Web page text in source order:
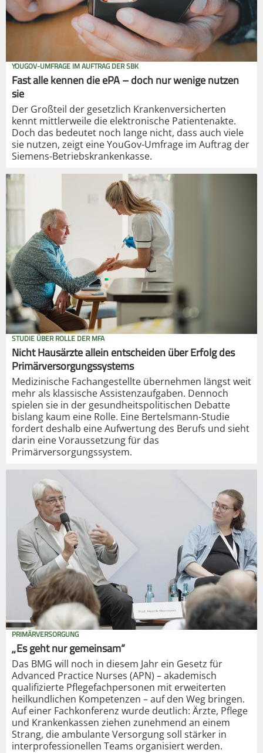
YOUGOV-UMFRAGE IM AUFTRAG DER SBK
Fast alle kennen die ePA – doch nur wenige nutzen
sie
Der Großteil der gesetzlich Krankenversicherten
kennt mittlerweile die elektronische Patientenakte.
Doch das bedeutet noch lange nicht, dass auch viele
sie nutzen, zeigt eine YouGov-Umfrage im Auftrag der
Siemens-Betriebskrankenkasse.
STUDIE ÜBER ROLLE DER MFA
Nicht Hausärzte allein entscheiden über Erfolg des
Primärversorgungssystems
Medizinische Fachangestellte übernehmen längst weit
mehr als klassische Assistenzaufgaben. Dennoch
spielen sie in der gesundheitspolitischen Debatte
bislang kaum eine Rolle. Eine Bertelsmann-Studie
fordert deshalb eine Aufwertung des Berufs und sieht
darin eine Voraussetzung für das
Primärversorgungssystem.
PRIMÄRVERSORGUNG
„Es geht nur gemeinsam“
Das BMG will noch in diesem Jahr ein Gesetz für
Advanced Practice Nurses (APN) – akademisch
qualifizierte Pflegefachpersonen mit erweiterten
heilkundlichen Kompetenzen – auf den Weg bringen.
Auf einer Fachkonferenz wurde deutlich: Ärzte, Pflege
und Krankenkassen ziehen zunehmend an einem
Strang, die ambulante Versorgung soll stärker in
interprofessionellen Teams organisiert werden.